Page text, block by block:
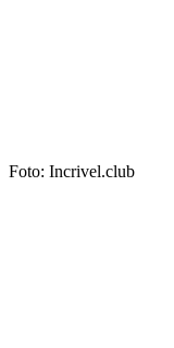
Foto: Incrivel.club